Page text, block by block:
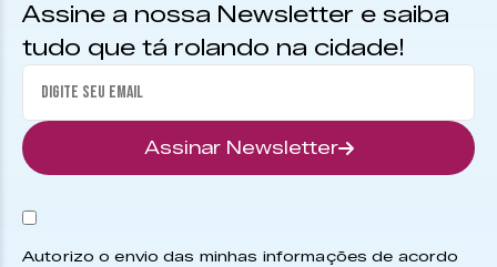
Assine a nossa Newsletter e saiba
tudo que tá rolando na cidade!
Assinar Newsletter
Autorizo o envio das minhas informações de acordo